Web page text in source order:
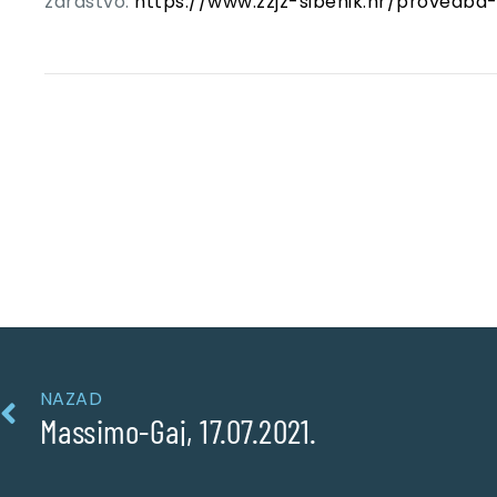
NAZAD
Massimo-Gaj, 17.07.2021.